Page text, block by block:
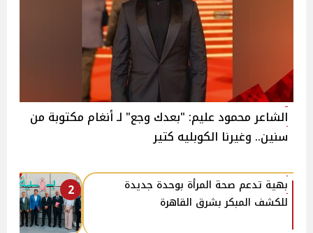
الشاعر محمود عليم: "بعدك وجع" لـ أنغام مكتوبة من
سنين.. وغيرنا الكوبليه كتير
2
بهية تدعم صحة المرأة بوحدة جديدة
للكشف المبكر بشرق القاهرة